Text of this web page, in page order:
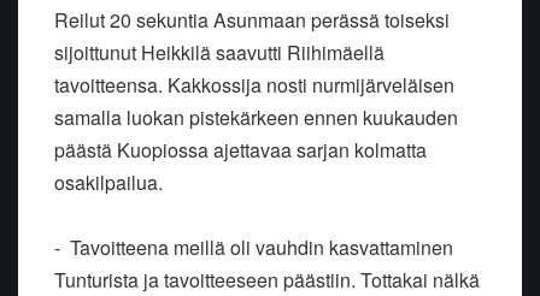
Reilut 20 sekuntia Asunmaan perässä toiseksi
sijoittunut Heikkilä saavutti Riihimäellä
tavoitteensa. Kakkossija nosti nurmijärveläisen
samalla luokan pistekärkeen ennen kuukauden
päästä Kuopiossa ajettavaa sarjan kolmatta
osakilpailua.
- Tavoitteena meillä oli vauhdin kasvattaminen
Tunturista ja tavoitteeseen päästiin. Tottakai nälkä